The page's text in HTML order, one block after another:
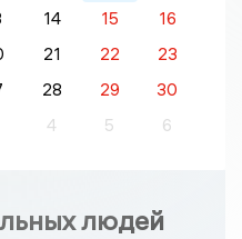
14 15
16
21 22
23
28 29
30
4 5 6
людей